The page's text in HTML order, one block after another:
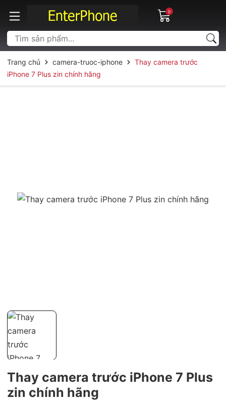
0
Trang chủ camera-truoc-iphone
Thay camera trước
iPhone 7 Plus zin chính hãng
Thay camera trước iPhone 7 Plus
zin chính hãng